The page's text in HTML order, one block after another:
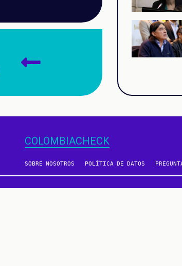
COLOMBIACHECK
SOBRE NOSOTROS POLÍTICA DE DATOS